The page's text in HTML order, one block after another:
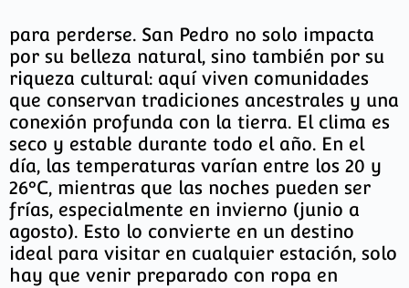
para perderse. San Pedro no solo impacta
por su belleza natural, sino también por su
riqueza cultural: aquí viven comunidades
que conservan tradiciones ancestrales y una
conexión profunda con la tierra. El clima es
seco y estable durante todo el año. En el
día, las temperaturas varían entre los 20 y
26°C, mientras que las noches pueden ser
frías, especialmente en invierno (junio a
agosto). Esto lo convierte en un destino
ideal para visitar en cualquier estación, solo
hay que venir preparado con ropa en